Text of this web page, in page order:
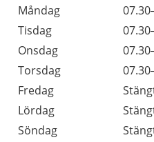
Måndag
Tisdag
Onsdag
Torsdag
Fredag
Lördag
Söndag